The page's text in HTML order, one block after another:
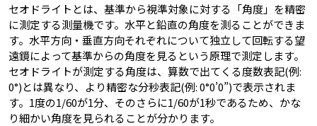
セオドライトとは、基準から視準対象に対する「角度」を精密
に測定する測量機です。水平と鉛直の角度を測ることができま
す。水平方向・垂直方向それぞれについて独立して回転する望
遠鏡によって基準からの角度を見るという原理で測定します。
セオドライトが測定する角度は、算数で出てくる度数表記(例:
0°)とは異なり、より精密な分秒表記(例: 0°0’0”)で表示されま
す。1度の1/60が1分、そのさらに1/60が1秒であるため、かな
り細かい角度を見られることが分かります。